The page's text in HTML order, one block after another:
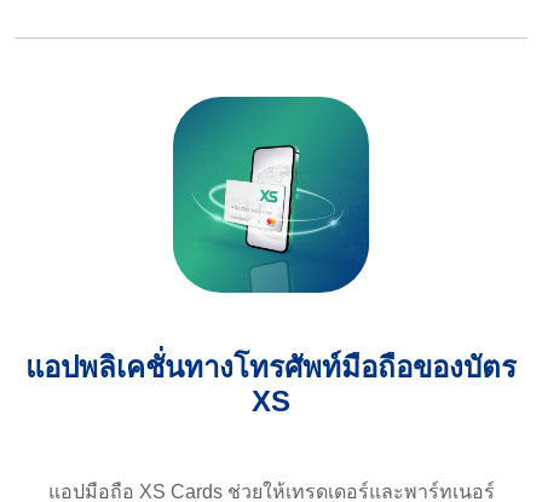
แอปพลิเคชั่นทางโทรศัพท์มือถือของบัตร
XS
แอปมือถือ XS Cards ช่วยให้เทรดเดอร์และพาร์ทเนอร์